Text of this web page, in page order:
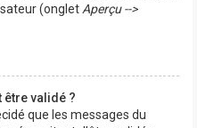
(onglet Aperçu -->
validé ?
que les messages du